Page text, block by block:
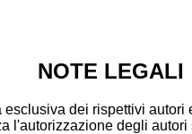
NOTE LEGALI
dei rispettivi
l'autorizzazione degli autori